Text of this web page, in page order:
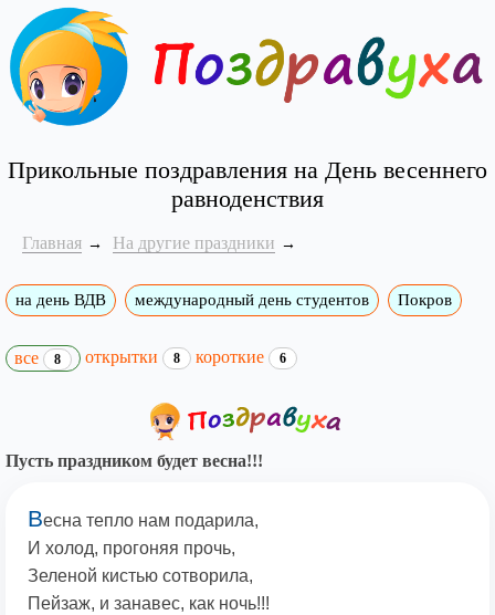
Прикольные поздравления на День весеннего
равноденствия
Главная На другие праздники
на день ВДВ международный день студентов Покров
все 8 открытки 8 короткие 6
Пусть праздником будет весна!!!
Весна тепло нам подарила,
И холод, прогоняя прочь,
Зеленой кистью сотворила,
Пейзаж, и занавес, как ночь!!!